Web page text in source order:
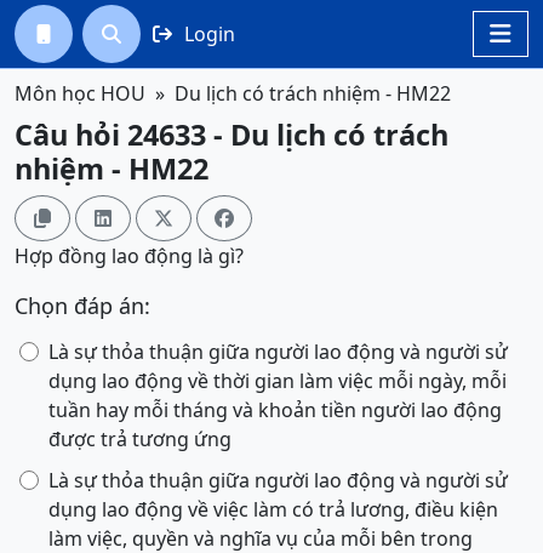

  Login
Môn học HOU Du lịch có trách nhiệm - HM22
Câu hỏi 24633 - Du lịch có trách
nhiệm - HM22
   
Hợp đồng lao động là gì?
Chọn đáp án:
Là sự thỏa thuận giữa người lao động và người sử
dụng lao động về thời gian làm việc mỗi ngày, mỗi
tuần hay mỗi tháng và khoản tiền người lao động
được trả tương ứng
Là sự thỏa thuận giữa người lao động và người sử
dụng lao động về việc làm có trả lương, điều kiện
làm việc, quyền và nghĩa vụ của mỗi bên trong